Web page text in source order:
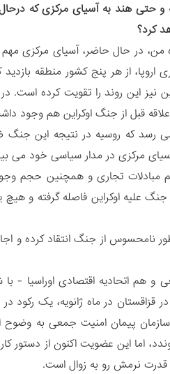
و حتی هند به آسیای مرکزی که
من، در حال حاضر، آسیای مرکزی مهم
از هر پنج کشور منطقه بازدید
نیز این روند را تقویت کرده است.
می رسد که روسیه در نتیجه این
مرکزی در مدار سیاسی خود می
مبادلات تجاری و همچنین حجم
علیه اوکراین فاصله گرفته و
نامحسوس از جنگ انتقاد کرده و
و هم اتحادیه اقتصادی اوراسیا -
در ماه ژانویه، یک رکود در
پیمان امنیت جمعی به وضوح
اما این عضویت اکنون از دستور
قدرت نرمش رو به زوال است.